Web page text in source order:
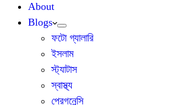
About
Blogs
ফটো গ্যালারি
ইসলাম
স্ট্যাটাস
স্বাস্থ্য
প্রেগনেন্সি